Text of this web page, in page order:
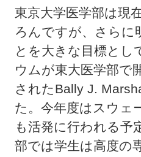
東京大学医学部は現
ろんですが、さらに
とを大きな目標とし
ウムが東大医学部で
されたBally J.
た。今年度はスウェ
も活発に行われる予
部では学生は高度の